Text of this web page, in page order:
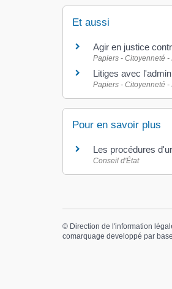
Et aussi
Agir en justice
Papiers - Citoyenneté -
Litiges avec
Papiers - Citoyenneté -
Pour en savoir plus
Les procédures
Conseil d'État
© Direction de l'information
comarquage developpé par